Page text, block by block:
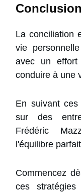
Conclusion
La conciliation
vie
avec un
conduire à une
En suivant
sur des
Frédéric
l'équilibre
Commencez
ces